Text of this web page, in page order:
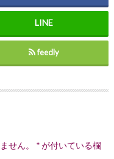
feedly
せん。 *が付いている欄